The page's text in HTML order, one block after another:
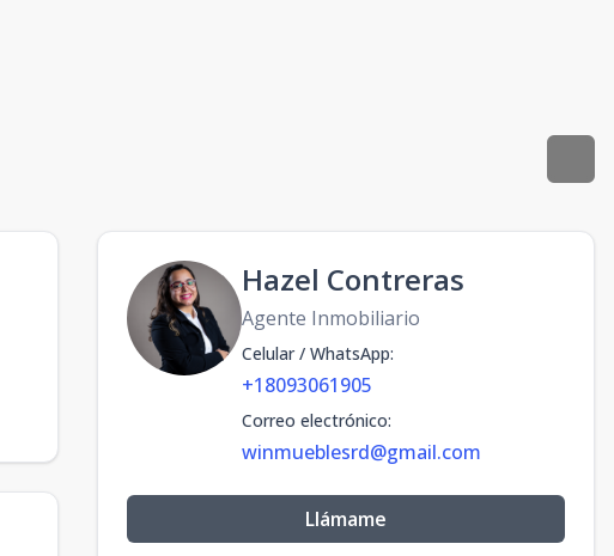
Hazel Contreras
Agente Inmobiliario
Celular / WhatsApp:
+18093061905
Correo electrónico:
winmueblesrd@gmail.com
Llámame